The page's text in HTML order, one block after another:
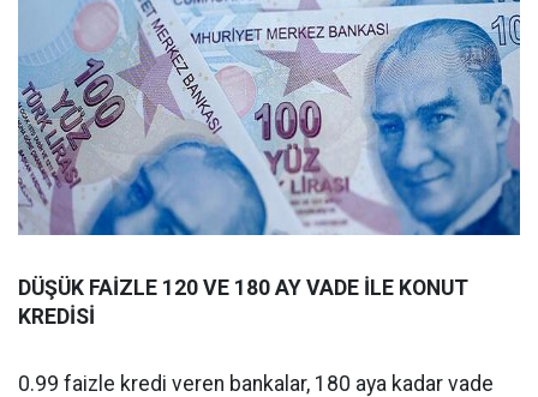
DÜŞÜK FAİZLE 120 VE 180 AY VADE İLE KONUT
KREDİSİ
0.99 faizle kredi veren bankalar, 180 aya kadar vade